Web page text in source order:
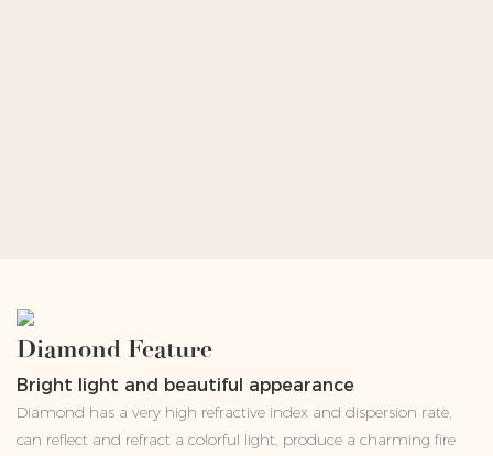
Diamond Feature
Bright light and beautiful appearance
Diamond has a very high refractive index and dispersion rate,
can reflect and refract a colorful light, produce a charming fire